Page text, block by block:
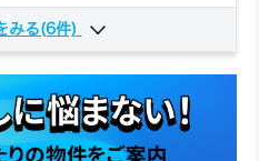
みる(6件)